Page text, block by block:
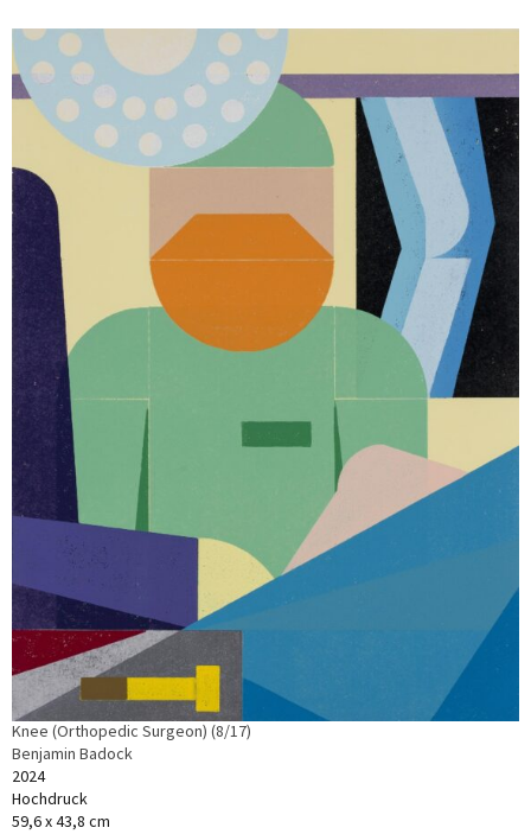
Knee (Orthopedic Surgeon) (8/17)
Benjamin Badock
2024
Hochdruck
59,6 x 43,8 cm